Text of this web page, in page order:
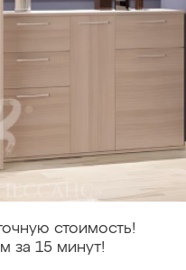
стоимость!
за 15 минут!